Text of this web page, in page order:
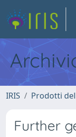
IRIS Prodotti
Further